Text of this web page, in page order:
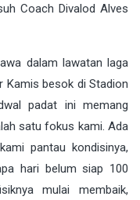
Coach Divalod Alves
dalam lawatan laga
Kamis besok di Stadion
padat ini memang
satu fokus kami. Ada
pantau kondisinya,
hari belum siap 100
mulai membaik,